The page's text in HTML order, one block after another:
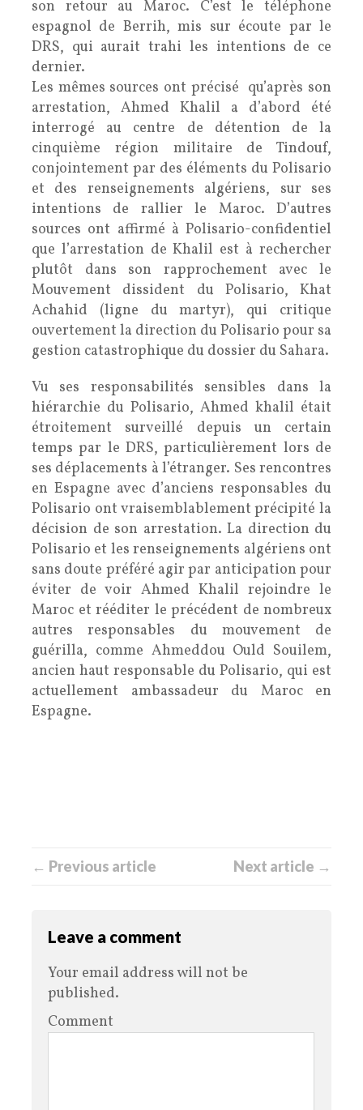
son retour au Maroc. C’est le téléphone
espagnol de Berrih, mis sur écoute par le
DRS, qui aurait trahi les intentions de ce
dernier.
Les mêmes sources ont précisé qu’après son
arrestation, Ahmed Khalil a d’abord été
interrogé au centre de détention de la
cinquième région militaire de Tindouf,
conjointement par des éléments du Polisario
et des renseignements algériens, sur ses
intentions de rallier le Maroc. D’autres
sources ont affirmé à Polisario-confidentiel
que l’arrestation de Khalil est à rechercher
plutôt dans son rapprochement avec le
Mouvement dissident du Polisario, Khat
Achahid (ligne du martyr), qui critique
ouvertement la direction du Polisario pour sa
gestion catastrophique du dossier du Sahara.
Vu ses responsabilités sensibles dans la
hiérarchie du Polisario, Ahmed khalil était
étroitement surveillé depuis un certain
temps par le DRS, particulièrement lors de
ses déplacements à l’étranger. Ses rencontres
en Espagne avec d’anciens responsables du
Polisario ont vraisemblablement précipité la
décision de son arrestation. La direction du
Polisario et les renseignements algériens ont
sans doute préféré agir par anticipation pour
éviter de voir Ahmed Khalil rejoindre le
Maroc et rééditer le précédent de nombreux
autres responsables du mouvement de
guérilla, comme Ahmeddou Ould Souilem,
ancien haut responsable du Polisario, qui est
actuellement ambassadeur du Maroc en
Espagne.
← Previous article Next article →
Leave a comment
Your email address will not be
published.
Comment